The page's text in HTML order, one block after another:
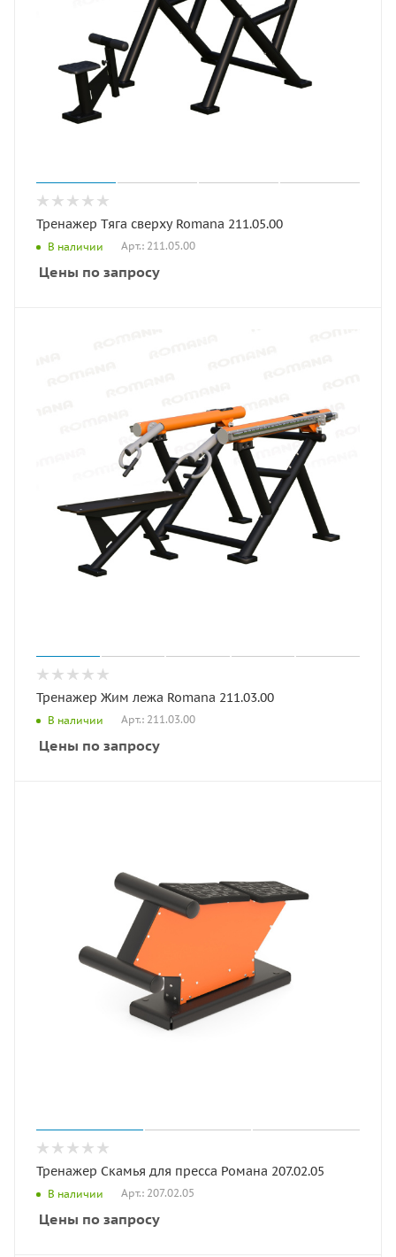
Тренажер Тяга сверху Romana 211.05.00
В наличии Арт.: 211.05.00
Цены по запросу
Тренажер Жим лежа Romana 211.03.00
В наличии Арт.: 211.03.00
Цены по запросу
Тренажер Скамья для пресса Романа 207.02.05
В наличии Арт.: 207.02.05
Цены по запросу